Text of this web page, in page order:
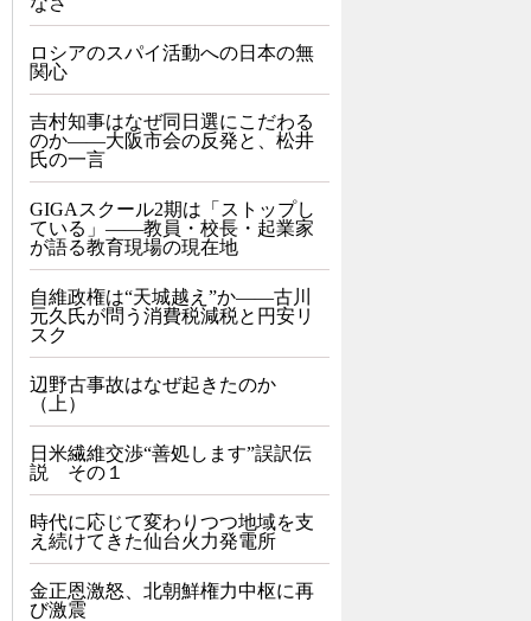
ロシアのスパイ活動への日本の無
関心
吉村知事はなぜ同日選にこだわる
のか――大阪市会の反発と、松井
氏の一言
GIGAスクール2期は「ストップし
ている」——教員・校長・起業家
が語る教育現場の現在地
自維政権は“天城越え”か――古川
元久氏が問う消費税減税と円安リ
スク
辺野古事故はなぜ起きたのか
（上）
日米繊維交渉“善処します”誤訳伝
説 その１
時代に応じて変わりつつ地域を支
え続けてきた仙台火力発電所
金正恩激怒、北朝鮮権力中枢に再
び激震